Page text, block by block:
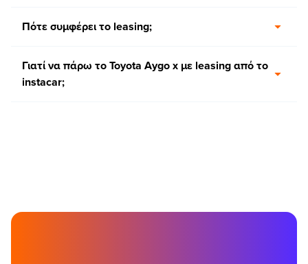
Πότε συμφέρει το leasing;
Γιατί να πάρω το Toyota Aygo x με leasing από το
instacar;